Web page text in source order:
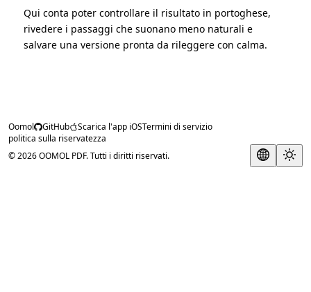
Qui conta poter controllare il risultato in portoghese,
rivedere i passaggi che suonano meno naturali e
salvare una versione pronta da rileggere con calma.
Oomol GitHub Scarica l'app iOSTermini di servizio
politica sulla riservatezza
© 2026 OOMOL PDF. Tutti i diritti riservati.